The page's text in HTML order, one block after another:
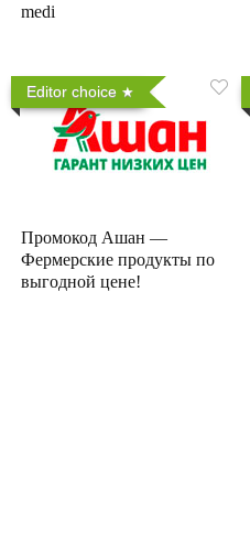
medi
Editor choice
Промокод Ашан —
Фермерские продукты по
выгодной цене!